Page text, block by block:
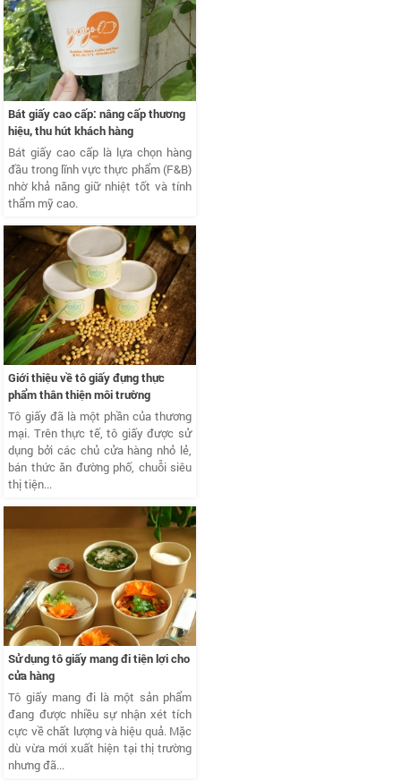
Bát giấy cao cấp: nâng cấp thương
hiệu, thu hút khách hàng
Bát giấy cao cấp là lựa chọn hàng
đầu trong lĩnh vực thực phẩm (F&B)
nhờ khả năng giữ nhiệt tốt và tính
thẩm mỹ cao.
Giới thiệu về tô giấy đựng thực
phẩm thân thiện môi trường
Tô giấy đã là một phần của thương
mại. Trên thực tế, tô giấy được sử
dụng bởi các chủ cửa hàng nhỏ lẻ,
bán thức ăn đường phố, chuỗi siêu
thị tiện...
Sử dụng tô giấy mang đi tiện lợi cho
cửa hàng
Tô giấy mang đi là một sản phẩm
đang được nhiều sự nhận xét tích
cực về chất lượng và hiệu quả. Mặc
dù vừa mới xuất hiện tại thị trường
nhưng đã...